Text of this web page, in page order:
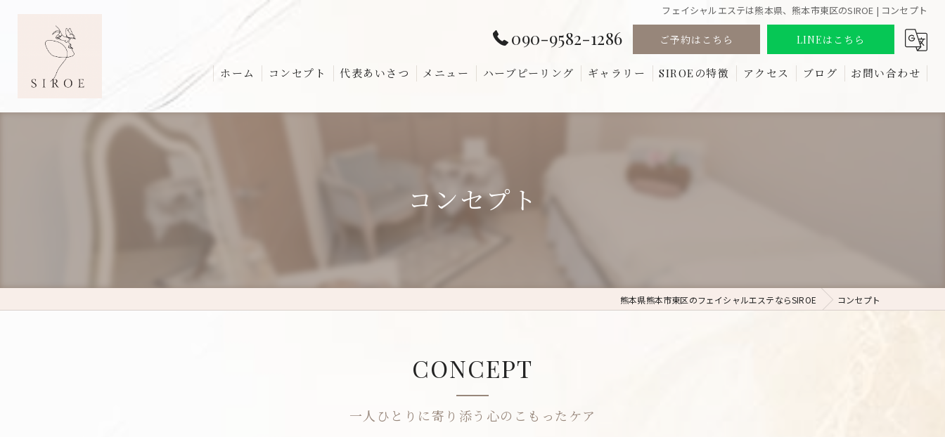
フェイシャルエステは熊本県、熊本市東区のSIROE | コンセプト
090-9582-1286 ご予約はこちら LINEはこちら
ホーム コンセプト 代表あいさつ メニュー ハーブピーリング ギャラリー SIROEの特徴
リフトアップ
アクセス ブログ お問い合わせ
コンセプト
熊本県熊本市東区のフェイシャルエステならSIROE コンセプト
一人ひとりに寄り添う心のこもったケア
CONCEPT